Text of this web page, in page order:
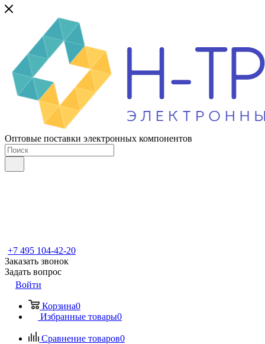
Оптовые поставки электронных компонентов
+7 495 104-42-20
Заказать звонок
Задать вопрос
Войти
Корзина0
Избранные товары0
Сравнение товаров0